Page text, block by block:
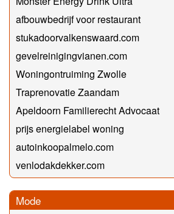
afbouwbedrijf voor restaurant
stukadoorvalkenswaard.com
gevelreinigingvianen.com
Woningontruiming Zwolle
Traprenovatie Zaandam
Apeldoorn Familierecht Advocaat
prijs energielabel woning
autoinkoopalmelo.com
venlodakdekker.com
Mode